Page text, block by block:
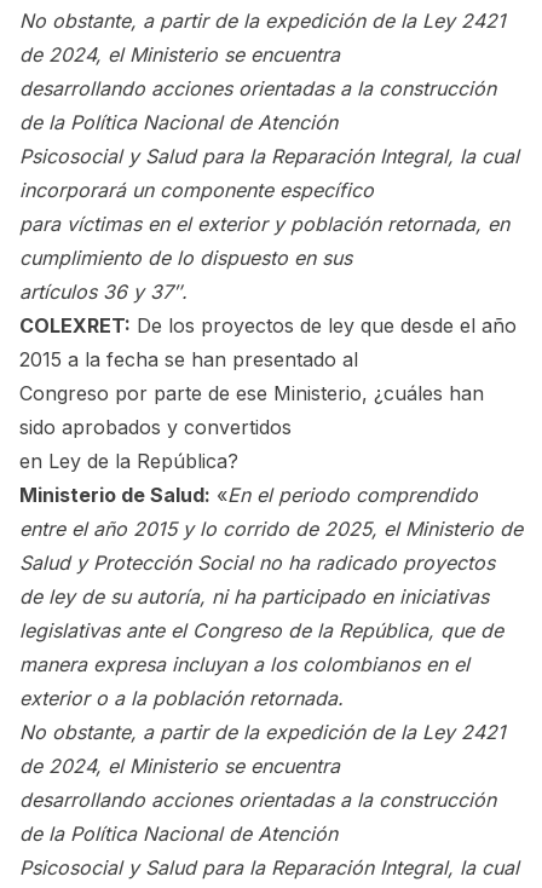
No obstante, a partir de la expedición de la Ley 2421
de 2024, el Ministerio se encuentra
desarrollando acciones orientadas a la construcción
de la Política Nacional de Atención
Psicosocial y Salud para la Reparación Integral, la cual
incorporará un componente específico
para víctimas en el exterior y población retornada, en
cumplimiento de lo dispuesto en sus
artículos 36 y 37″.
COLEXRET: De los proyectos de ley que desde el año
2015 a la fecha se han presentado al
Congreso por parte de ese Ministerio, ¿cuáles han
sido aprobados y convertidos
en Ley de la República?
Ministerio de Salud: «En el periodo comprendido
entre el año 2015 y lo corrido de 2025, el Ministerio de
Salud y Protección Social no ha radicado proyectos
de ley de su autoría, ni ha participado en iniciativas
legislativas ante el Congreso de la República, que de
manera expresa incluyan a los colombianos en el
exterior o a la población retornada.
No obstante, a partir de la expedición de la Ley 2421
de 2024, el Ministerio se encuentra
desarrollando acciones orientadas a la construcción
de la Política Nacional de Atención
Psicosocial y Salud para la Reparación Integral, la cual